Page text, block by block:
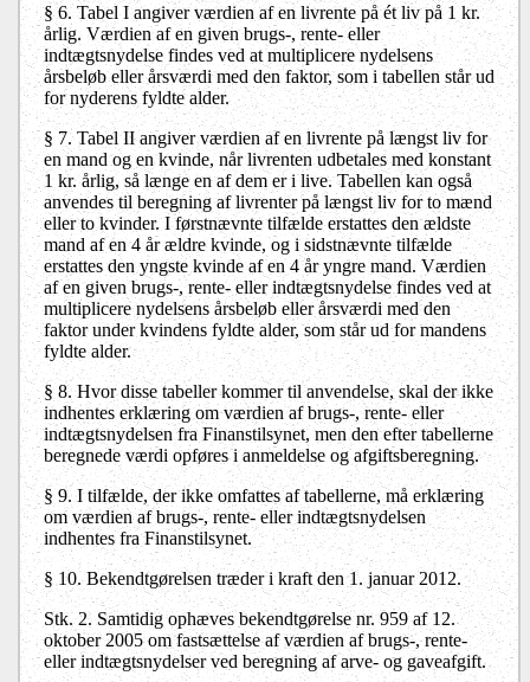
§ 6. Tabel I angiver værdien af en livrente på ét liv på 1 kr.
årlig. Værdien af en given brugs-, rente- eller
indtægtsnydelse findes ved at multiplicere nydelsens
årsbeløb eller årsværdi med den faktor, som i tabellen står ud
for nyderens fyldte alder.
§ 7.Tabel II angiver værdien af en livrente på længst liv for
en mand og en kvinde, når livrenten udbetales med konstant
1 kr. årlig, så længe en af dem er i live. Tabellen kan også
anvendes til beregning af livrenter på længst liv for to mænd
eller to kvinder. I førstnævnte tilfælde erstattes den ældste
mand af en 4 år ældre kvinde, og i sidstnævnte tilfælde
erstattes den yngste kvinde af en 4 år yngre mand. Værdien
af en given brugs-, rente- eller indtægtsnydelse findes ved at
multiplicere nydelsens årsbeløb eller årsværdi med den
faktor under kvindens fyldte alder, som står ud for mandens
fyldte alder.
§ 8. Hvor disse tabeller kommer til anvendelse, skal der ikke
indhentes erklæring om værdien af brugs-, rente- eller
indtægtsnydelsen fra Finanstilsynet, men den efter tabellerne
beregnede værdi opføres i anmeldelse og afgiftsberegning.
§ 9. I tilfælde, der ikke omfattes af tabellerne, må erklæring
om værdien af brugs-, rente- eller indtægtsnydelsen
indhentes fra Finanstilsynet.
§ 10.Bekendtgørelsen træder i kraft den 1. januar 2012.
Stk. 2. Samtidig ophæves bekendtgørelse nr. 959 af 12.
oktober 2005 om fastsættelse af værdien af brugs-, rente-
eller indtægtsnydelser ved beregning af arve- og gaveafgift.